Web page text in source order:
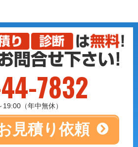
7832
（年中無休）
見積り依頼